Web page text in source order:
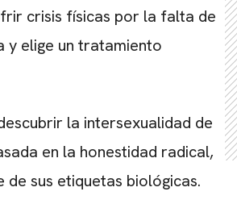
crisis físicas por la falta de
y elige un tratamiento
la intersexualidad de
en la honestidad radical,
sus etiquetas biológicas.